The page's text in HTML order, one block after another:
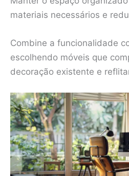
materiais necessários e
Combine a funcionalidade
escolhendo móveis que
decoração existente e